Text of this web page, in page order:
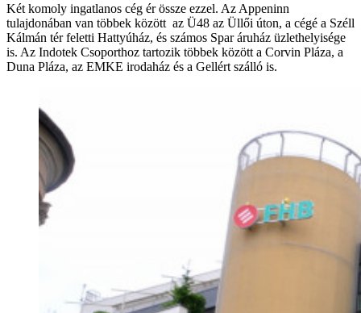
Két komoly ingatlanos cég ér össze ezzel. Az Appeninn
tulajdonában van többek között az Ü48 az Üllői úton, a cégé a Széll
Kálmán tér feletti Hattyúház, és számos Spar áruház üzlethelyisége
is. Az Indotek Csoporthoz tartozik többek között a Corvin Pláza, a
Duna Pláza, az EMKE irodaház és a Gellért szálló is.